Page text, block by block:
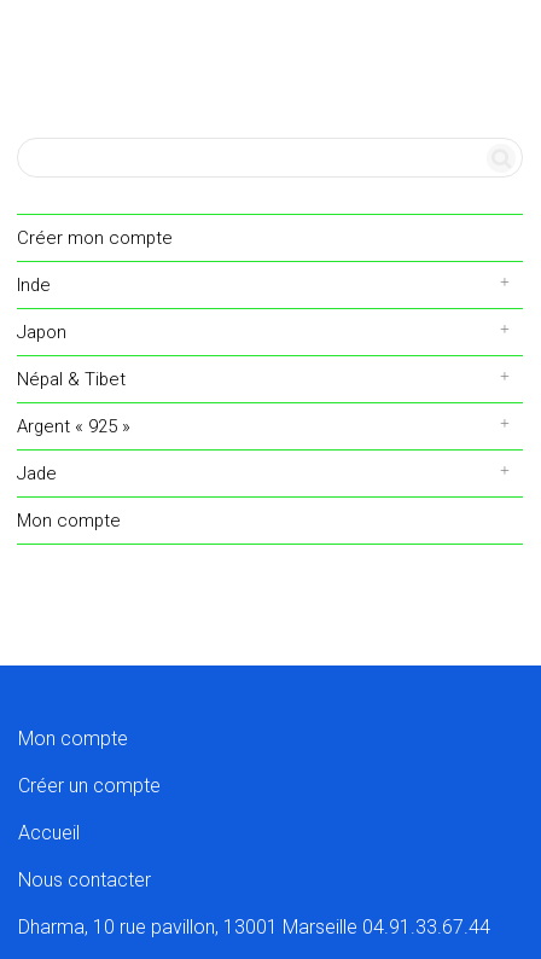
Créer mon compte
Inde
Japon
Népal & Tibet
Argent « 925 »
Jade
Mon compte
Mon compte
Créer un compte
Accueil
Nous contacter
Dharma, 10 rue pavillon, 13001 Marseille 04.91.33.67.44